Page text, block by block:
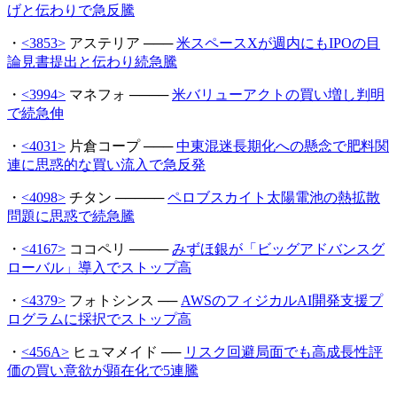
げと伝わりで急反騰
・ <3853> アステリア ───米スペースXが週内にもIPOの目
論見書提出と伝わり続急騰
・ <3994> マネフォ ────米バリューアクトの買い増し判明
で続急伸
・ <4031> 片倉コープ ───中東混迷長期化への懸念で肥料関
連に思惑的な買い流入で急反発
・ <4098> チタン ─────ペロブスカイト太陽電池の熱拡散
問題に思惑で続急騰
・ <4167> ココペリ ────みずほ銀が「ビッグアドバンスグ
ローバル」導入でストップ高
・ <4379> フォトシンス ── AWSのフィジカルAI開発支援プ
ログラムに採択でストップ高
・ <456A> ヒュマメイド ── リスク回避局面でも高成長性評
価の買い意欲が顕在化で5連騰